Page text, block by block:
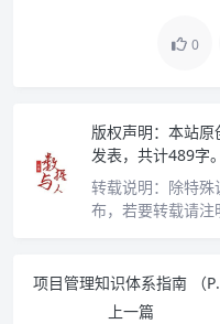
0
版权声明： 本站原
发表，共计489字。
转载说明： 除特殊
布，若要转载请注
项目管理知识体系
上一篇